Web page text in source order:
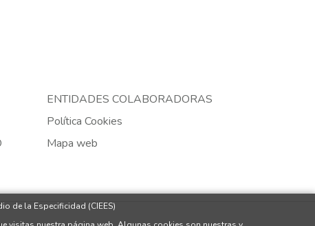
ENTIDADES COLABORADORAS
Política Cookies
Mapa web
de la Especificidad (CIEES)